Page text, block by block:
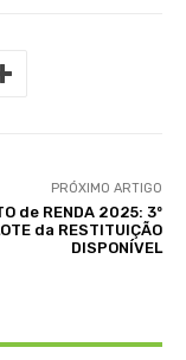
PRÓXIMO ARTIGO
de RENDA 2025: 3º
da RESTITUIÇÃO
DISPONÍVEL